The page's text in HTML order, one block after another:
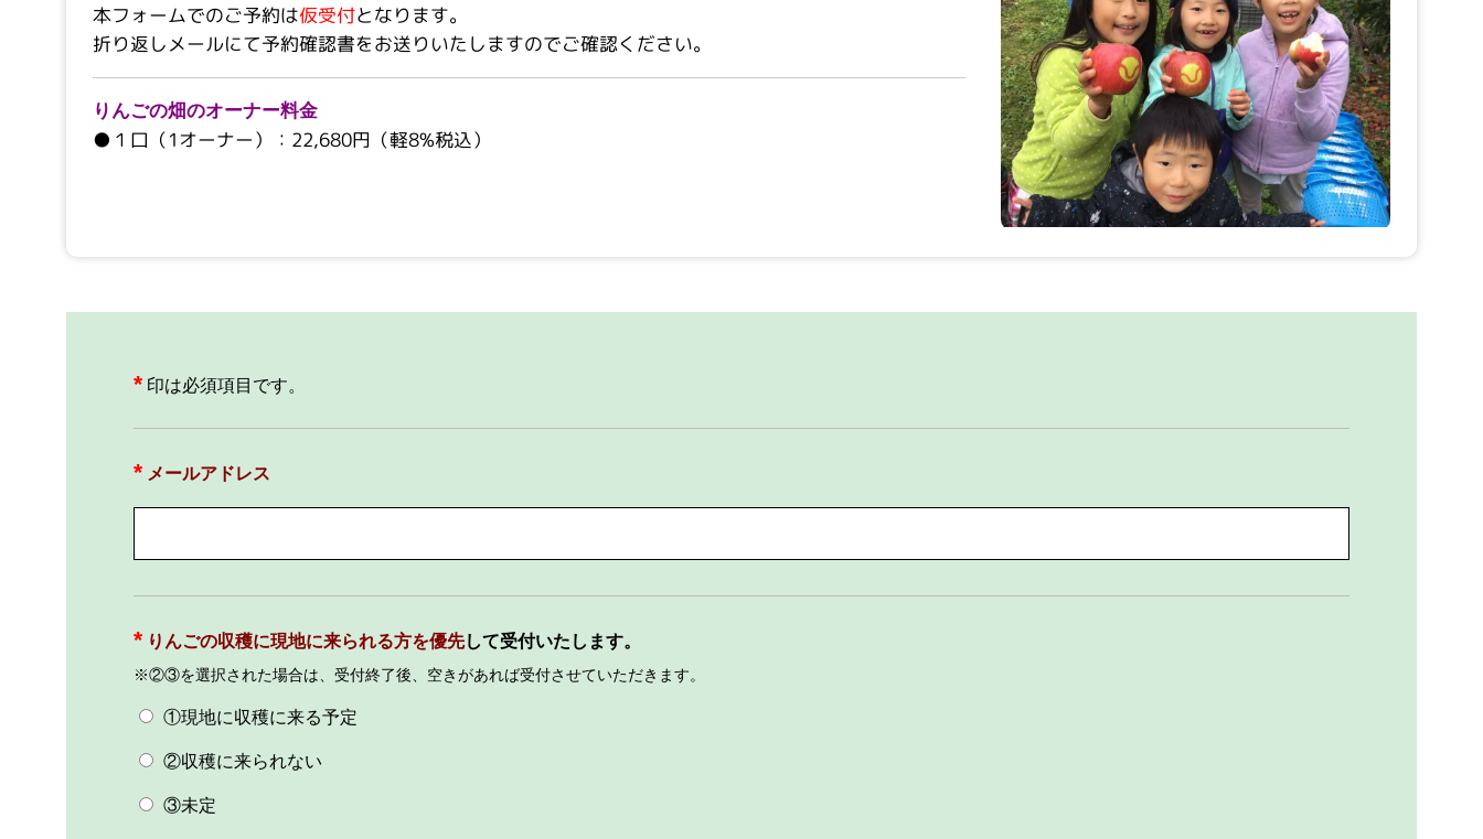
本フォームでのご予約は仮受付となります。
折り返しメールにて予約確認書をお送りいたしますのでご確認ください。
りんごの畑のオーナー料金
●１口（1オーナー）：22,680円（軽8%税込）
* 印は必須項目です。
メールアドレス
りんごの収穫に現地に来られる方を優先して受付いたします。
※②③を選択された場合は、受付終了後、空きがあれば受付させていただきます。
①現地に収穫に来る予定
②収穫に来られない
③未定